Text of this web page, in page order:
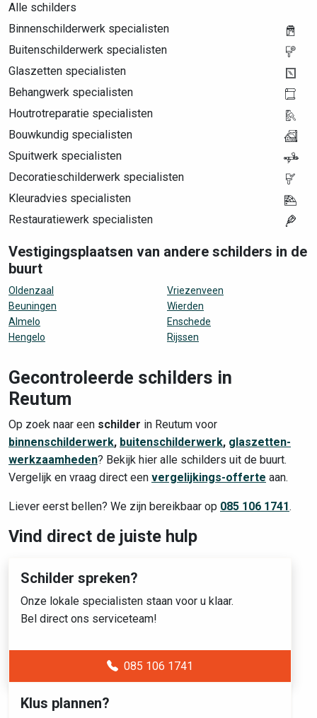
Alle schilders
Binnenschilderwerk specialisten
Buitenschilderwerk specialisten
Glaszetten specialisten
Behangwerk specialisten
Houtrotreparatie specialisten
Bouwkundig specialisten
Spuitwerk specialisten
Decoratieschilderwerk specialisten
Kleuradvies specialisten
Restauratiewerk specialisten
Vestigingsplaatsen van andere schilders in de
buurt
Oldenzaal
Beuningen
Almelo
Hengelo
Vriezenveen
Wierden
Enschede
Rijssen
Gecontroleerde schilders in
Reutum
Op zoek naar een schilder in Reutum voor
binnenschilderwerk, buitenschilderwerk, glaszetten-
werkzaamheden? Bekijk hier alle schilders uit de buurt.
Vergelijk en vraag direct een vergelijkings-offerte aan.
Liever eerst bellen? We zijn bereikbaar op 085 106 1741.
Vind direct de juiste hulp
Schilder spreken?
Onze lokale specialisten staan voor u klaar.
Bel direct ons serviceteam!
085 106 1741
Klus plannen?